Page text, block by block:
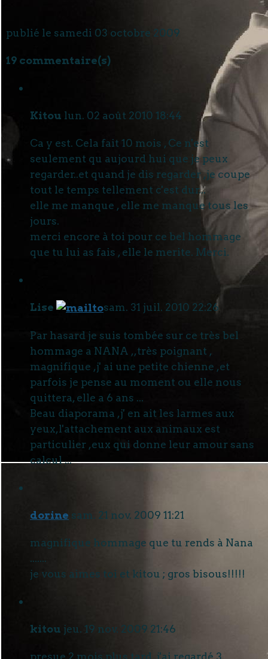
publié le samedi 03 octobre 2009
19 commentaire(s)
Kitou lun. 02 août 2010 18:44
Ca y est. Cela fait 10 mois , Ce n'est
seulement qu aujourd hui que je peux
regarder..et quand je dis regarder ,je coupe
tout le temps tellement c'est dur...
elle me manque , elle me manque tous les
jours.
merci encore à toi pour ce bel hommage
que tu lui as fais , elle le merite. Merci.
Lise sam. 31 juil. 2010 22:26
Par hasard je suis tombée sur ce très bel
hommage a NANA ,,très poignant ,
magnifique ,j' ai une petite chienne ,et
parfois je pense au moment ou elle nous
quittera, elle a 6 ans ...
Beau diaporama ,j' en ait les larmes aux
yeux,l'attachement aux animaux est
particulier ,eux qui donne leur amour sans
calcul ...
dorine sam. 21 nov. 2009 11:21
magnifique hommage que tu rends à Nana
.......
je vous aimes toi et kitou ; gros bisous!!!!!
kitou jeu. 19 nov. 2009 21:46